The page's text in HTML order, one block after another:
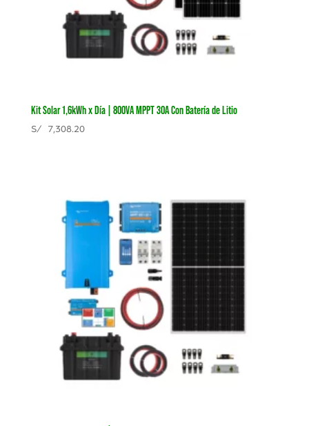
Kit Solar 1,6kWh x Día | 800VA MPPT 30A Con Batería de Litio
S/7,308.20